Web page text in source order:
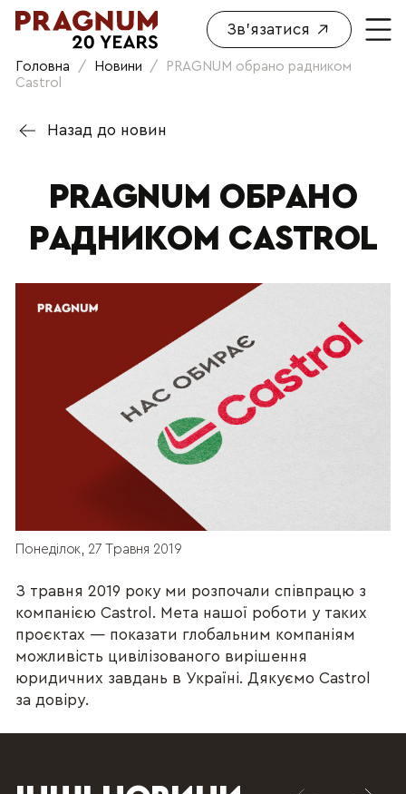
Зв'язатися
Головна / Новини /
PRAGNUM обрано радником
Castrol
Назад до новин
PRAGNUM ОБРАНО
РАДНИКОМ CASTROL
Понеділок, 27 Травня 2019
З травня 2019 року ми розпочали співпрацю з
компанією Castrol. Мета нашої роботи у таких
проєктах — показати глобальним компаніям
можливість цивілізованого вирішення
юридичних завдань в Україні. Дякуємо Castrol
за довіру.